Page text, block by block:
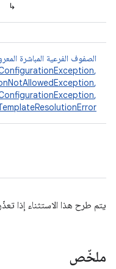
↳
الصفوف الفرعية المباشرة
,
,
,
يتم طرح هذا الاستثناء إذا
ملخّص